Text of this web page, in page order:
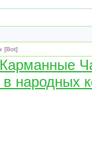
[Bot]
Карманные
в народных